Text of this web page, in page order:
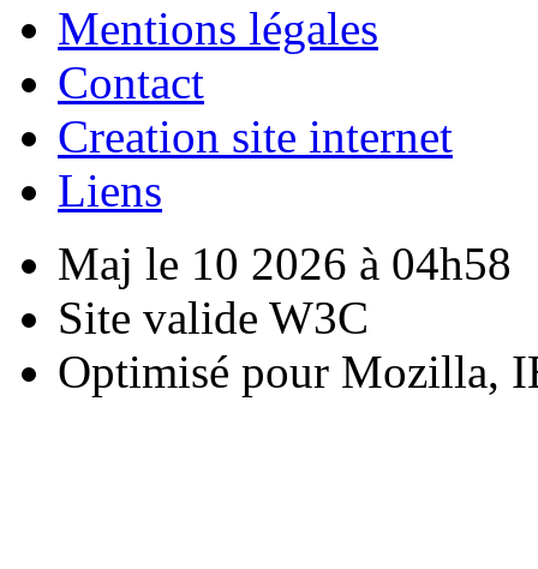
Mentions légales
Contact
Creation site internet
Liens
Maj le 10 2026 à 04h58
Site valide W3C
Optimisé pour Mozilla,